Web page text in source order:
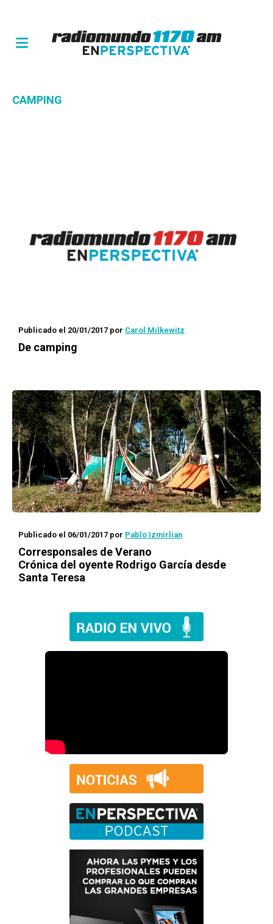
CAMPING
Publicado el 20/01/2017 por Carol Milkewitz
De camping
Publicado el 06/01/2017 por Pablo Izmirlian
Corresponsales de Verano
Crónica del oyente Rodrigo García desde
Santa Teresa